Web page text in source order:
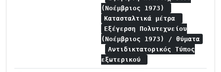
(Νοέμβριος 1973)
Κατασταλτικά μέτρα
Εξέγερση Πολυτεχνείου
(Νοέμβριος 1973) / θύματα
Αντιδικτατορικός Τύπος
εξωτερικού